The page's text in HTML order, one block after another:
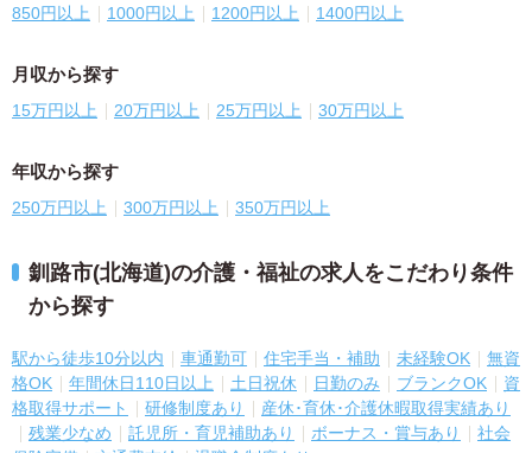
850円以上 1000円以上 1200円以上 1400円以上
月収から探す
15万円以上 20万円以上 25万円以上 30万円以上
年収から探す
250万円以上 300万円以上 350万円以上
釧路市(北海道)の介護・福祉の求人をこだわり条件
から探す
駅から徒歩10分以内 車通勤可 住宅手当・補助 未経験OK
無資
格OK
年間休日110日以上 土日祝休 日勤のみ ブランクOK
資
格取得サポート
研修制度あり
産休･育休･介護休暇取得実績あり
残業少なめ
託児所・育児補助あり ボーナス・賞与あり
社会